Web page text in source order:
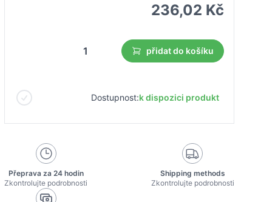
236,02 Kč
přidat do košíku
Dostupnost:k dispozici produkt
Přeprava za 24 hodin
Zkontrolujte podrobnosti
Shipping methods
Zkontrolujte podrobnosti